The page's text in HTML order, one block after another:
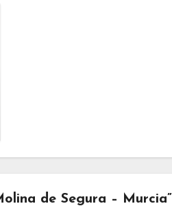
de Segura – Murcia”